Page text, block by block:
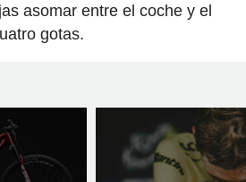
asomar entre el coche y el
gotas.